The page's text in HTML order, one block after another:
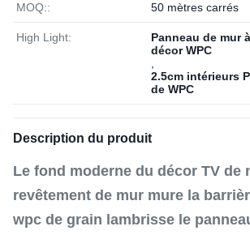
MOQ:: 50 mètres carrés
High Light:
Panneau de mur
décor WPC
2.5cm intérieurs
de WPC
Description du produit
Le fond moderne du décor TV de
revêtement de mur mure la
wpc de grain lambrisse le